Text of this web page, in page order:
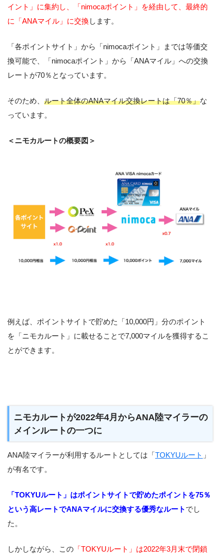
イント」に集約し、「nimocaポイント」を経由して、最終的
に「ANAマイル」に交換します。
「各ポイントサイト」から「nimocaポイント」までは等価交
換可能で、「nimocaポイント」から「ANAマイル」への交換
レートが70％となっています。
そのため、 ルート全体のANAマイル交換レートは「70％」な
っています。
＜ニモカルートの概要図＞
例えば、ポイントサイトで貯めた「10,000円」分のポイント
を「ニモカルート」に載せることで7,000マイルを獲得するこ
とができます。
ニモカルートが2022年4月からANA陸マイラーの
メインルートの一つに
ANA陸マイラーが利用するルートとしては「TOKYUルート 」
が有名です。
「TOKYUルート」はポイントサイトで貯めたポイントを75％
という高レートでANAマイルに交換する優秀なルート でし
た。
しかしながら、この 「TOKYUルート」は2022年3月末で閉鎖